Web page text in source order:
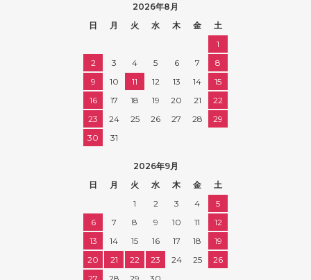
2026年8月
日
月 火 水 木 金
土
1
2
3 4 5 6 7
8
9
10 11 12 13 14
15
16
17 18 19 20 21
22
23
24 25 26 27 28
29
30
31
2026年9月
日
月 火 水 木 金
土
1
2 3 4
5
6
7 8 9 10 11
12
13
14 15 16 17 18
19
20
21 22 23 24 25
26